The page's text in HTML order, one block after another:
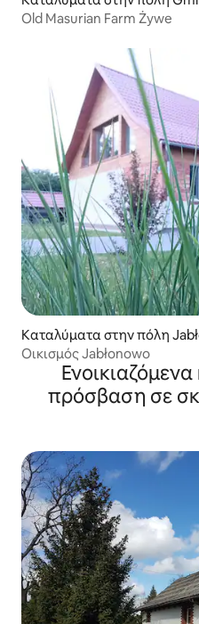
Old Masurian Farm Żywe
Καταλύματα στην πόλη
Οικισμός Jabłonowo
πρόσβαση σε